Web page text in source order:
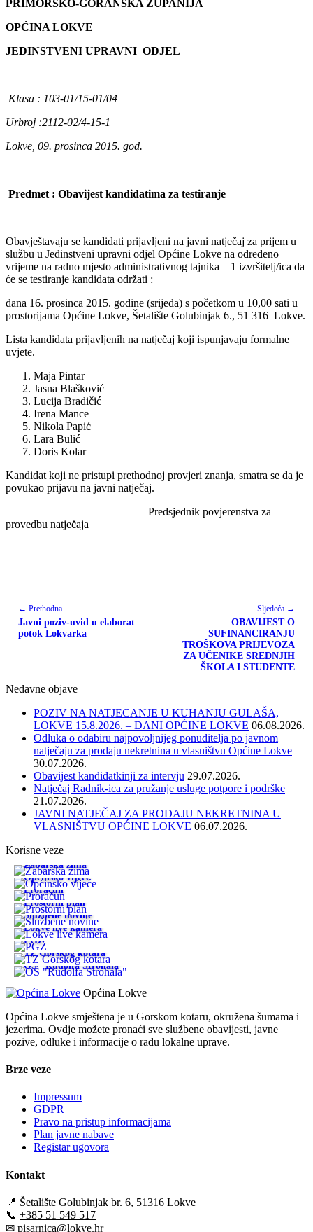
PRIMORSKO-GORANSKA ŽUPANIJA
OPĆINA LOKVE
JEDINSTVENI UPRAVNI ODJEL
Klasa : 103-01/15-01/04
Urbroj :2112-02/4-15-1
Lokve, 09. prosinca 2015. god.
Predmet : Obavijest kandidatima za testiranje
Obavještavaju se kandidati prijavljeni na javni natječaj za prijem u
službu u Jedinstveni upravni odjel Općine Lokve na određeno
vrijeme na radno mjesto administrativnog tajnika – 1 izvršitelj/ica da
će se testiranje kandidata održati :
dana 16. prosinca 2015. godine (srijeda) s početkom u 10,00 sati u
prostorijama Općine Lokve, Šetalište Golubinjak 6., 51 316 Lokve.
Lista kandidata prijavljenih na natječaj koji ispunjavaju formalne
uvjete.
Maja Pintar
Jasna Blašković
Lucija Bradičić
Irena Mance
Nikola Papić
Lara Bulić
Doris Kolar
Kandidat koji ne pristupi prethodnoj provjeri znanja, smatra se da je
povukao prijavu na javni natječaj.
Predsjednik povjerenstva za
provedbu natječaja
← Prethodna
Javni poziv-uvid u elaborat
potok Lokvarka
Sljedeća →
OBAVIJEST O
SUFINANCIRANJU
TROŠKOVA PRIJEVOZA
ZA UČENIKE SREDNJIH
ŠKOLA I STUDENTE
Nedavne objave
POZIV NA NATJECANJE U KUHANJU GULAŠA,
LOKVE 15.8.2026. – DANI OPĆINE LOKVE 06.08.2026.
Odluka o odabiru najpovoljnijeg ponuditelja po javnom
natječaju za prodaju nekretnina u vlasništvu Općine Lokve
30.07.2026.
Obavijest kandidatkinji za intervju 29.07.2026.
Natječaj Radnik-ica za pružanje usluge potpore i podrške
21.07.2026.
JAVNI NATJEČAJ ZA PRODAJU NEKRETNINA U
VLASNIŠTVU OPĆINE LOKVE 06.07.2026.
Korisne veze
Žabarska zima
Općinsko vijeće
Proračun
Prostorni plan
Službene novine
Lokve live kamera
PGŽ
TZ Gorskog kotara
OŠ "Rudolfa Strohala"
Općina Lokve
Općina Lokve smještena je u Gorskom kotaru, okružena šumama i
jezerima. Ovdje možete pronaći sve službene obavijesti, javne
pozive, odluke i informacije o radu lokalne uprave.
Brze veze
Impressum
GDPR
Pravo na pristup informacijama
Plan javne nabave
Registar ugovora
Kontakt
📍 Šetalište Golubinjak br. 6, 51316 Lokve
📞 +385 51 549 517
✉ pisarnica@lokve.hr